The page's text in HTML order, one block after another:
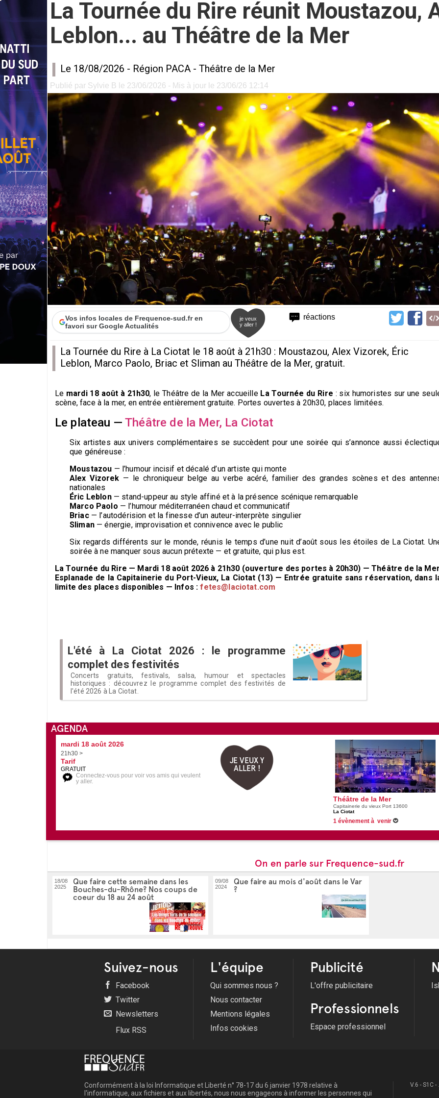
La Tournée du Rire réunit Moustazou,
Leblon... au Théâtre de la Mer
Le 18/08/2026 - Région PACA - Théâtre de la Mer
Publié par Sylvie B le 23/06/2026 - Mis à jour le 23/06/26 12:14
réactions
Vos infos locales de Frequence-sud.fr en
favori sur Google Actualités
je veux
y aller !
La Tournée du Rire à La Ciotat le 18 août à 21h30 : Moustazou, Alex Vizorek, Éric
Leblon, Marco Paolo, Briac et Sliman au Théâtre de la Mer, gratuit.
Le mardi 18 août à 21h30, le Théâtre de la Mer accueille La Tournée du Rire : six humoristes sur une
scène, face à la mer, en entrée entièrement gratuite. Portes ouvertes à 20h30, places limitées.
Le plateau —Théâtre de la Mer, La Ciotat
Six artistes aux univers complémentaires se succèdent pour une soirée qui s’annonce aussi
que généreuse :
Moustazou — l’humour incisif et décalé d’un artiste qui monte
Alex Vizorek — le chroniqueur belge au verbe acéré, familier des grandes scènes et des
nationales
Éric Leblon— stand-uppeur au style affiné et à la présence scénique remarquable
Marco Paolo — l’humour méditerranéen chaud et communicatif
Briac— l’autodérision et la finesse d’un auteur-interprète singulier
Sliman— énergie, improvisation et connivence avec le public
Six regards différents sur le monde, réunis le temps d’une nuit d’août sous les étoiles de La Ciotat.
soirée à ne manquer sous aucun prétexte — et gratuite, qui plus est.
La Tournée du Rire — Mardi 18 août 2026 à 21h30 (ouverture des portes à 20h30) — Théâtre de la
Esplanade de la Capitainerie du Port-Vieux, La Ciotat (13) — Entrée gratuite sans réservation, dans
limite des places disponibles — Infos :fetes@laciotat.com
L'été à La Ciotat 2026 : le programme
complet des festivités
Concerts gratuits, festivals, salsa, humour et spectacles
historiques : découvrez le programme complet des festivités de
l'été 2026 à La Ciotat.
AGENDA
mardi 18 août 2026
21h30 >
Tarif
GRATUIT
Connectez-vous pour voir vos amis qui veulent
y aller.
JE VEUX Y
ALLER !
Théâtre de la Mer
Capitainerie du vieux Port 13600
La Ciotat
1 évènement à venir
On en parle sur Frequence-sud.fr
18/08
2025
Que faire cette semaine dans les
Bouches-du-Rhône? Nos coups de
coeur du 18 au 24 août
09/08
2024
Que faire au mois d'août dans le Var
?
Suivez-nous
Facebook
Twitter
Newsletters
Flux RSS
L'équipe
Qui sommes nous ?
Nous contacter
Mentions légales
Infos cookies
Publicité
L'offre publicitaire
Professionnels
Espace professionnel
Conformément à la loi Informatique et Liberté n° 78-17 du 6 janvier 1978 relative à
l'informatique, aux fichiers et aux libertés, nous nous engageons à informer les personnes qui
V.6 - S1C